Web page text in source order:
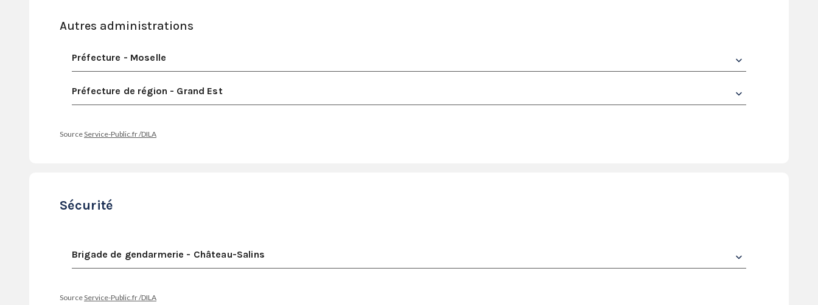
Autres administrations
Préfecture - Moselle
Préfecture de région - Grand Est
SourceService-Public.fr /DILA
Sécurité
Brigade de gendarmerie - Château-Salins
SourceService-Public.fr /DILA